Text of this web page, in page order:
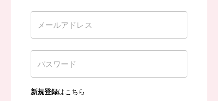
新規登録はこちら